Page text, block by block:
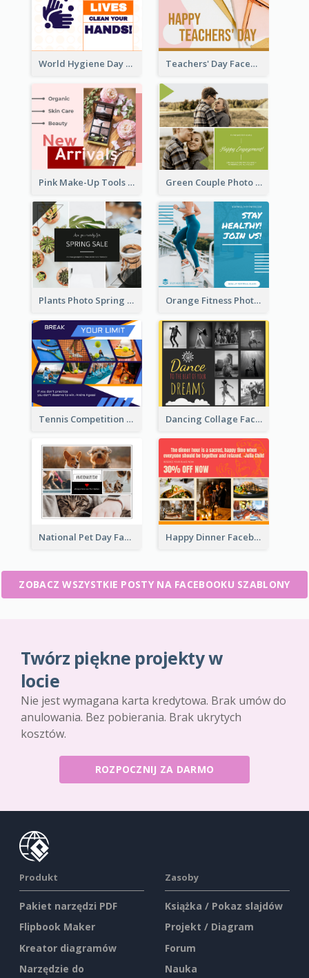
World Hygiene Day Facebook Post Teachers' Day Facebook Post With Pink And Orange Decorations
Pink Make-Up Tools New Arrivals Facebook Post Green Couple Photo Happy Engagement Facebook Post
Plants Photo Spring Sale Facebook Post Orange Fitness Photo Fitness Trail Class Facebook Post
Tennis Competition Collage Facebook Post Dancing Collage Facebook Post
National Pet Day Facebook Post Happy Dinner Facebook Post
ZOBACZ WSZYSTKIE POSTY NA FACEBOOKU SZABLONY
Twórz piękne projekty w
locie
Nie jest wymagana karta kredytowa. Brak umów do
anulowania. Bez pobierania. Brak ukrytych
kosztów.
ROZPOCZNIJ ZA DARMO
Produkt
Pakiet narzędzi PDF
Flipbook Maker
Kreator diagramów
Narzędzie do
Zasoby
Książka / Pokaz slajdów
Projekt / Diagram
Forum
Nauka